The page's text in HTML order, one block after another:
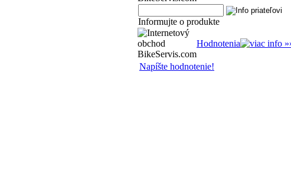
Informujte o produkte
Hodnotenia
Napíšte hodnotenie!